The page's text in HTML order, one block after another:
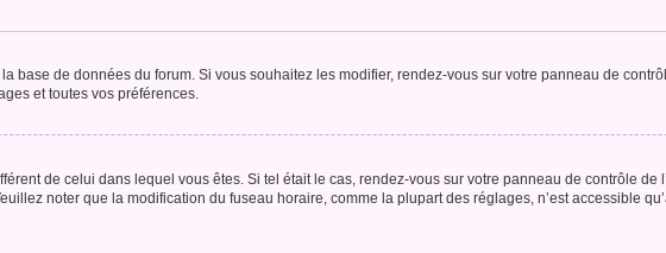
base de données du forum. Si vous souhaitez les modifier, rendez-vous sur votre panneau de
et toutes vos préférences.
de celui dans lequel vous êtes. Si tel était le cas, rendez-vous sur votre panneau de contrôle
noter que la modification du fuseau horaire, comme la plupart des réglages, n’est accessible